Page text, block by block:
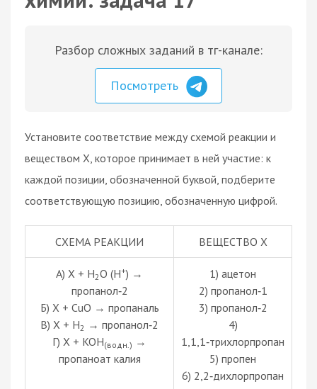
Разбор сложных заданий в тг-канале:
Посмотреть
Установите соответствие между схемой реакции и
веществом X, которое принимает в ней участие: к
каждой позиции, обозначенной буквой, подберите
соответствующую позицию, обозначенную цифрой.
СХЕМА РЕАКЦИИ ВЕЩЕСТВО X
А) X + H2O (H+) →
пропанол‑2
Б) X + CuO → пропаналь
В) X + H2 → пропанол‑2
Г) X + KOH(водн.) →
пропаноат калия
1) ацетон
2) пропанол‑1
3) пропанол‑2
4)
1,1,1‑трихлорпропан
5) пропен
6) 2,2‑дихлорпропан